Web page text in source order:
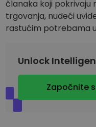
članaka koji
trgovanja, nudeći
rastućim potrebama
Unlock
Započnite